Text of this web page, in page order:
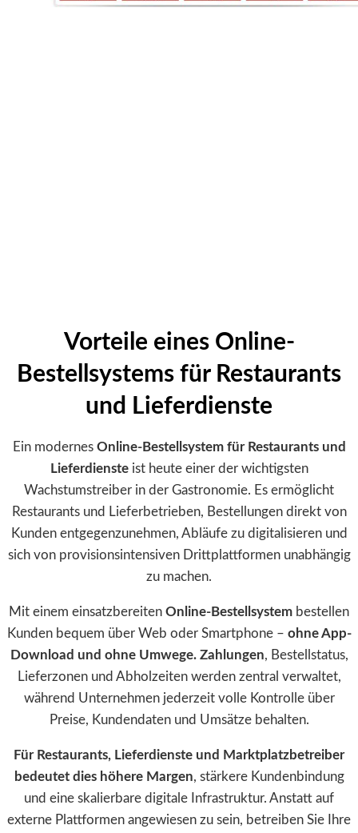
Vorteile eines Online-
Bestellsystems für Restaurants
und Lieferdienste
Ein modernes Online-Bestellsystem für Restaurants und
Lieferdiensteist heute einer der wichtigsten
Wachstumstreiber in der Gastronomie. Es ermöglicht
Restaurants und Lieferbetrieben, Bestellungen direkt von
Kunden entgegenzunehmen, Abläufe zu digitalisieren und
sich von provisionsintensiven Drittplattformen unabhängig
zu machen.
Mit einem einsatzbereiten Online-Bestellsystem bestellen
Kunden bequem über Web oder Smartphone – ohne App-
Download und ohne Umwege. Zahlungen, Bestellstatus,
Lieferzonen und Abholzeiten werden zentral verwaltet,
während Unternehmen jederzeit volle Kontrolle über
Preise, Kundendaten und Umsätze behalten.
Für Restaurants, Lieferdienste und Marktplatzbetreiber
bedeutet dies höhere Margen, stärkere Kundenbindung
und eine skalierbare digitale Infrastruktur. Anstatt auf
externe Plattformen angewiesen zu sein, betreiben Sie Ihre